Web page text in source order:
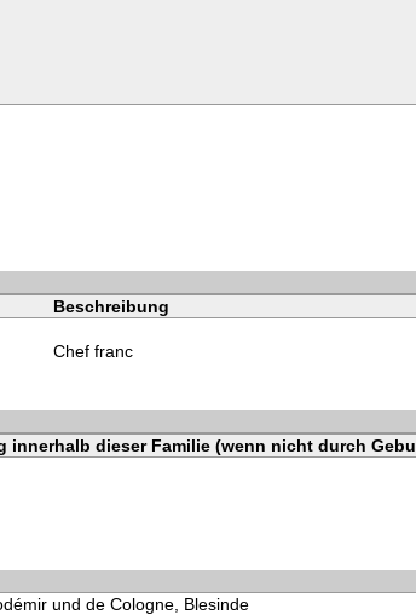
Beschreibung
Chef franc
innerhalb dieser Familie (wenn nicht durch
und de Cologne, Blesinde